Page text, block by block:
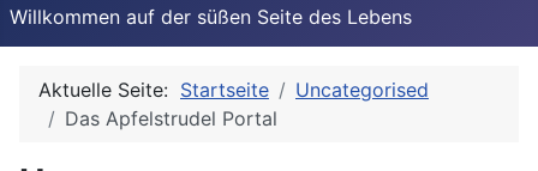
Willkommen auf der süßen Seite des Lebens
Aktuelle Seite: Startseite
Uncategorised
Das Apfelstrudel Portal